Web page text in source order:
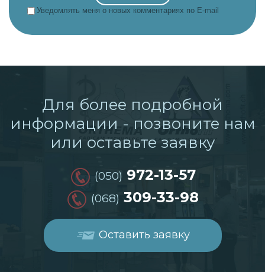
Уведомлять меня о новых комментариях по E-mail
Для более подробной
информации - позвоните нам
или оставьте заявку
(050) 972-13-57
(068) 309-33-98
Оставить заявку